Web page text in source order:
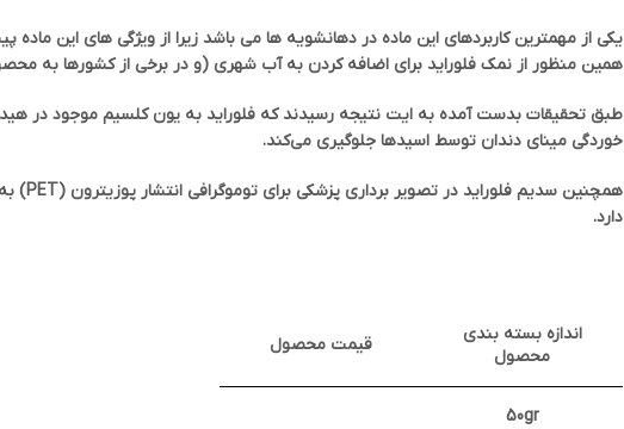
یکی از مهمترین کاربردهای این ماده در دهانشویه ها می باشد زیرا از ویژگی های این
همین منظور از نمک فلوراید برای اضافه کردن به آب شهری (و در برخی از کشورها به
طبق تحقیقات بدست آمده به ایت نتیجه رسیدند که فلوراید به یون کلسیم موجود در
خوردگی مینای دندان توسط اسیدها جلوگیری می‌کند.
دارد.
اندازه بسته بندی
محصول
قیمت محصول
50gr